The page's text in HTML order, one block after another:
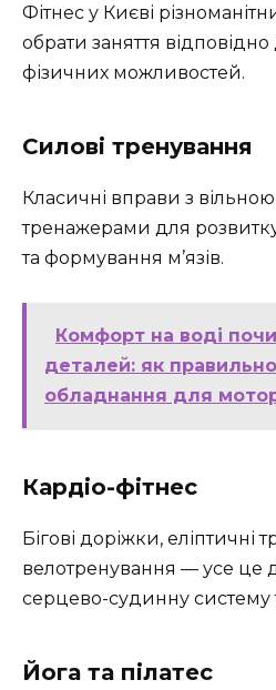
Фітнес у Києві
обрати заняття відповідно
фізичних можливостей.
Силові тренування
Класичні вправи з
тренажерами для
та формування м’язів.
Комфорт на воді
деталей: як
обладнання для
Кардіо-фітнес
Бігові доріжки, еліптичні
велотренування — усе це
серцево-судинну систему
Йога та пілатес